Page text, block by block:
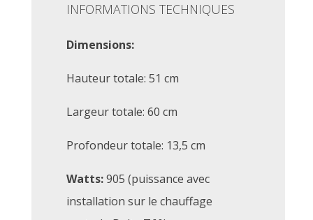
INFORMATIONS TECHNIQUES
Dimensions:
Hauteur totale: 51 cm
Largeur totale: 60 cm
Profondeur totale: 13,5 cm
Watts:905 (puissance avec
installation sur le chauffage